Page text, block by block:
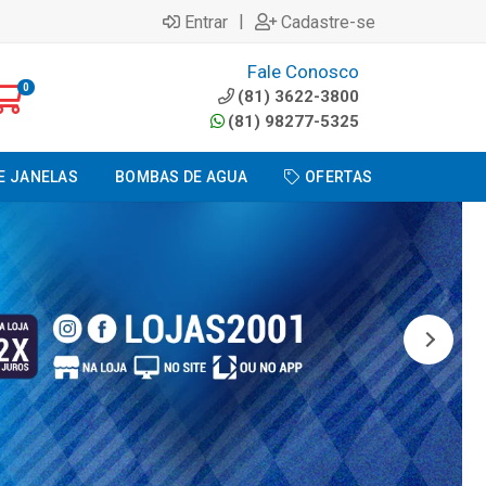
Entrar | Cadastre-se
0
Fale Conosco
(81) 3622-3800
(81) 98277-5325
JANELAS BOMBAS DE AGUA OFERTAS